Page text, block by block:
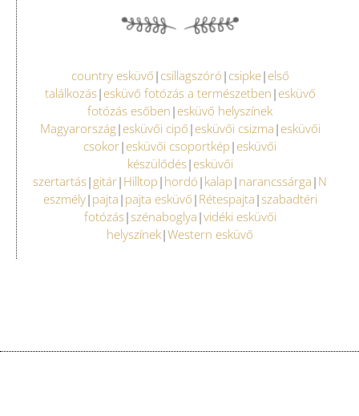
country esküvő | csillagszóró | csipke| első
találkozás| esküvő fotózás a természetben | esküvő
fotózás esőben | esküvő helyszínek
Magyarország| esküvői cipő | esküvői csizma | esküvői
csokor| esküvői csoportkép | esküvői
készülődés| esküvői
szertartás| gitár| Hilltop | hordó | kalap | narancssárga | N
eszmély| pajta | pajta esküvő | Rétespajta |szabadtéri
fotózás|szénaboglya |vidéki esküvői
helyszínek|Western esküvő